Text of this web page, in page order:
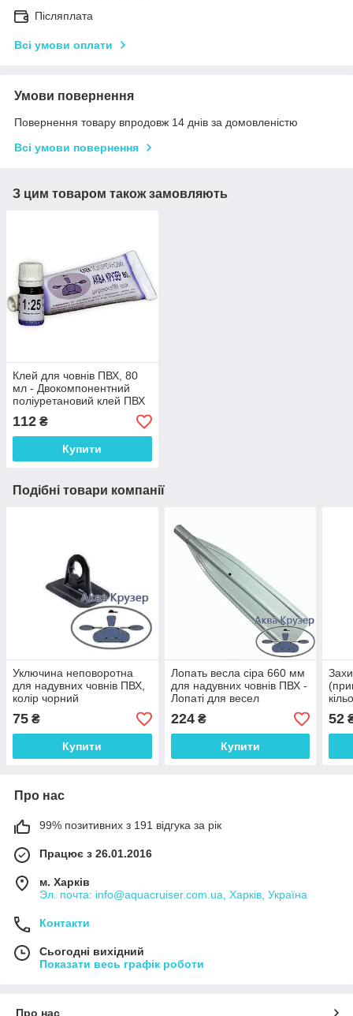
Післяплата
Всі умови оплати
Умови повернення
Повернення товару впродовж 14 днів за домовленістю
Всі умови повернення
З цим товаром також замовляють
Клей для човнів ПВХ, 80
мл - Двокомпонентний
поліуретановий клей ПВХ
Аква Крузер для ремонту
надувного човна
112 ₴
Купити
Подібні товари компанії
Уключина неповоротна
для надувних човнів ПВХ,
колір чорний
75 ₴
Купити
Лопать весла сіра 660 мм
для надувних човнів ПВХ -
Лопаті для весел
224₴
Купити
пвх
52
Про нас
99% позитивних з 191 відгука за рік
Працює з 26.01.2016
м. Харків
Эл. почта: info@aquacruiser.com.ua, Харків, Україна
Контакти
Сьогодні вихідний
Показати весь графік роботи
Про нас